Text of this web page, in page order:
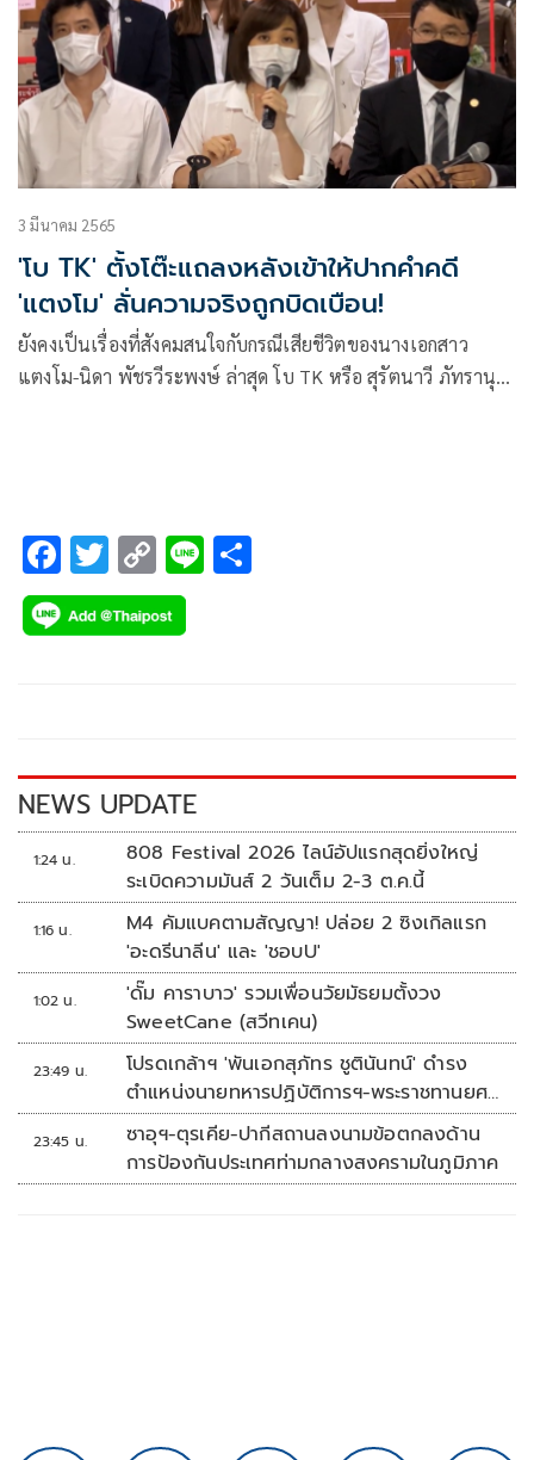
3 มีนาคม 2565
'โบ TK' ตั้งโต๊ะแถลงหลังเข้าให้ปากคำคดี
'แตงโม' ลั่นความจริงถูกบิดเบือน!
ยังคงเป็นเรื่องที่สังคมสนใจกับกรณีเสียชีวิตของนางเอกสาว
แตงโม-นิดา พัชรวีระพงษ์ ล่าสุด โบ TK หรือ สุรัตนาวี ภัทรานุ
พร้อมเผยว่าที่ออกมาพูดช้าเพราะจะรอให้ทางกระติกให้ปากคำ
ก่อน ซึ่งสิ่งที่กระติกพูดนั้นไม่ตรงกับที่เธอได้รับมา ชนิดที่เรียกว่า
“บิดเบือน” เลยทีเดียว
F
ac
e
k
T
wi
tt
C
o
p
k
Li
NEWS UPDATE
1:24 น.
808 Festival 2026 ไลน์อัปแรกสุดยิ่งใหญ่
ระเบิดความมันส์ 2 วันเต็ม 2-3 ต.ค.นี้
1:16 น.
M4 คัมแบคตามสัญญา! ปล่อย 2 ซิงเกิลแรก
'อะดรีนาลีน' และ 'ชอบU'
1:02 น.
'ดั๊ม คาราบาว' รวมเพื่อนวัยมัธยมตั้งวง
SweetCane (สวีทเคน)
23:49 น.
โปรดเกล้าฯ 'พันเอกสุภัทร ชูตินันทน์' ดำรง
ตำแหน่งนายทหารปฏิบัติการฯ-พระราชทานยศ
'พลตรี'
23:45 น.
ซาอุฯ-ตุรเคีย-ปากีสถานลงนามข้อตกลงด้าน
การป้องกันประเทศท่ามกลางสงครามในภูมิภาค